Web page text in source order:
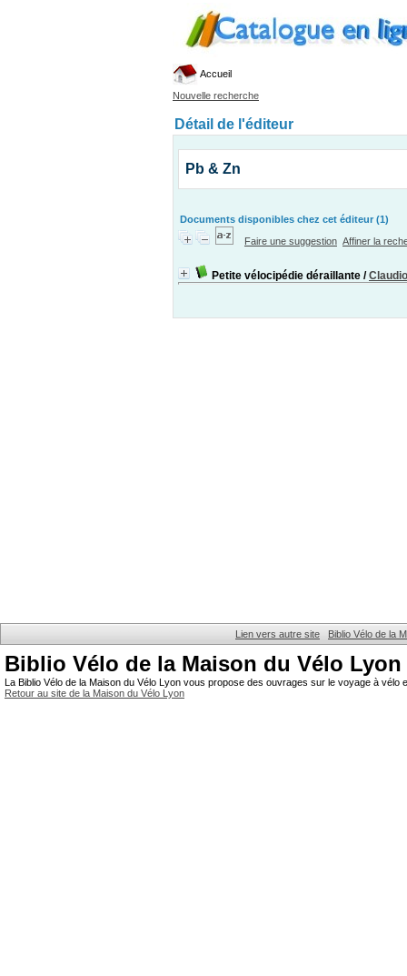
Accueil
Nouvelle recherche
Détail de l'éditeur
Pb & Zn
Documents disponibles chez cet éditeur (1)
Faire une suggestion Affiner la
Petite vélocipédie déraillante /
Lien vers autre site Biblio Vélo de la
Biblio Vélo de la Maison du Vélo Lyon
La Biblio Vélo de la Maison du Vélo Lyon vous propose des ouvrages sur le voyage à
Retour au site de la Maison du Vélo Lyon